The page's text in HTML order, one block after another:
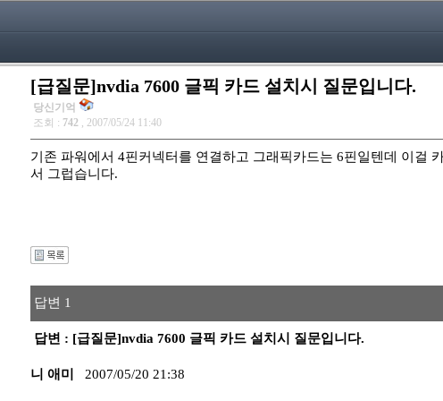
[급질문]nvdia 7600 글픽 카드 설치시 질문입니다.
당신기억
조회 : 742 , 2007/05/24 11:40
기존 파워에서 4핀커넥터를 연결하고 그래픽카드는 6핀일텐데 이걸
서 그럽습니다.
답변 1
답변 : [급질문]nvdia 7600 글픽 카드 설치시 질문입니다.
니 애미 2007/05/20 21:38